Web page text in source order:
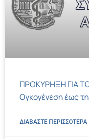
ΠΡΟΚΥΡΗΞΗ ΓΙΑ
Ογκογένεση έως
ΔΙΑΒΑΣΤΕ ΠΕΡΙΣΣΌΤΕΡΑ